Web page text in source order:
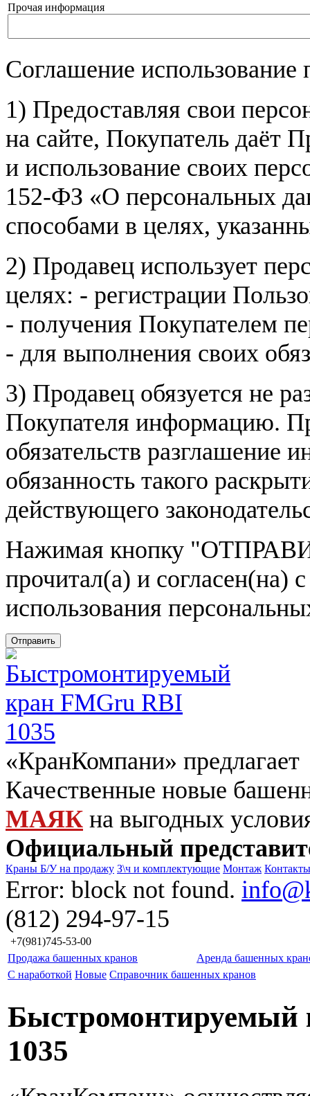
Прочая информация
Соглашение
1) Предоставляя свои
на сайте, Покупатель даёт
и использование своих
152-ФЗ «О персональных
способами в целях,
2) Продавец использует
целях: - регистрации
- получения Покупателем
- для выполнения своих
3) Продавец обязуется не
Покупателя информацию.
обязательств разглашение
обязанность такого
действующего
Нажимая кнопку
прочитал(а) и согласен(на)
использования
Отправить
«КранКомпани» предлагает
Качественные новые
МАЯК на выгодных
Официальный
Краны Б/У на продажу З\ч и комплектующие Монтаж Контакты
Error: block not found.
(812) 294-97-15
+7(981)745-53-00
Продажа башенных кранов
Аренда башенных
С наработкой Новые Справочник башенных кранов
1035